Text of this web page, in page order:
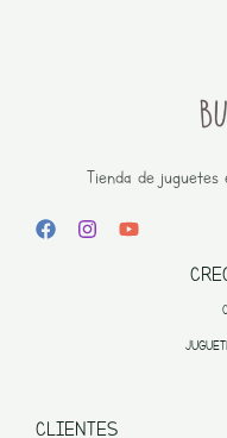
Tienda de juguetes
CLIENTES